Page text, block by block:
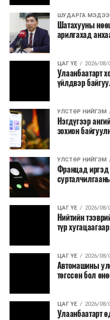
наймдугаар сард багтаан
болон арилжааны
бүтээгдэхүүний нөөц
борлуулах бүх шатанд
үйлдэж, бүртгэлийг ил
2026 оны намар бэлтгэж,
Засаг дарга
ажиллахыг Ерөнхий сайд
Нөөцийн махыг цахим
бэлтгэлийн явц, нөөцийн
хөнгөлөлттэй зээлийг
явдлыг таслан зогсоох,
өрсөлдөөнийг бий
Иргэд агуулах,
малчид системээр
Түүнчлэн түлш,
бүрдүүлэх зоорь,
ШУДАРГА МЭДЭЭ
Шатахууны
арилгахад
ЦАГ ҮЕ 2026/08/
Улаанбаатарт
үйлдвэр
УЛСТӨР НИЙГЭМ
Нэгдүгээр
зохион
УЛСТӨР НИЙГЭМ
Францад иргэд
ЦАГ ҮЕ 2026/08/
Нийтийн
түр
ЦАГ ҮЕ 2026/08/
Автомашины
төгссөн бол
ЦАГ ҮЕ 2026/08/
Улаанбаатарт